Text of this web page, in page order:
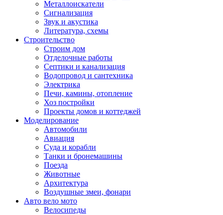
Металлоискатели
Сигнализация
Звук и акустика
Литература, схемы
Строительство
Строим дом
Отделочные работы
Септики и канализация
Водопровод и сантехника
Электрика
Печи, камины, отопление
Хоз постройки
Проекты домов и коттеджей
Моделирование
Автомобили
Авиация
Суда и корабли
Танки и бронемашины
Поезда
Животные
Архитектура
Воздушные змеи, фонари
Авто вело мото
Велосипеды